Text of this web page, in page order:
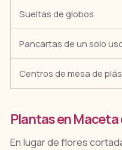
Sueltas de globos
Pancartas de un solo
Centros de mesa de
Plantas en
En lugar de flores